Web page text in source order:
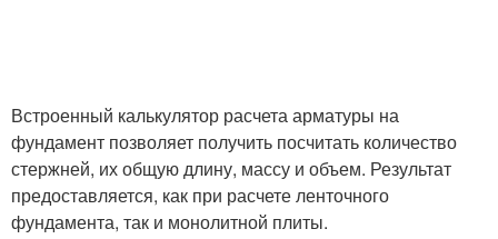
Встроенный калькулятор расчета арматуры на
фундамент позволяет получить посчитать количество
стержней, их общую длину, массу и объем. Результат
предоставляется, как при расчете ленточного
фундамента, так и монолитной плиты.